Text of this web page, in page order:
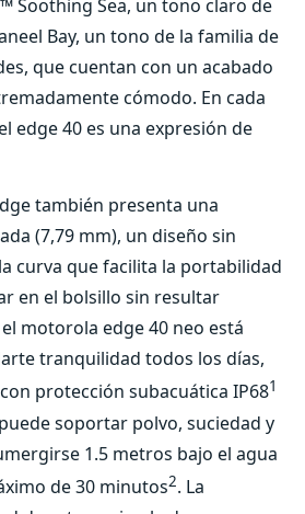
Soothing Sea, un tono claro de
Bay, un tono de la familia de
que cuentan con un acabado
cómodo. En cada
edge 40 es una expresión de
también presenta una
(7,79 mm), un diseño sin
curva que facilita la portabilidad
en el bolsillo sin resultar
motorola edge 40 neo está
tranquilidad todos los días,
protección subacuática IP681
soportar polvo, suciedad y
1.5 metros bajo el agua
de 30 minutos2. La